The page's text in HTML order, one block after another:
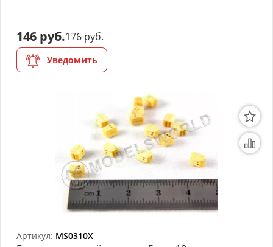
146 руб.176 руб.
Уведомить
Артикул: MS0310X